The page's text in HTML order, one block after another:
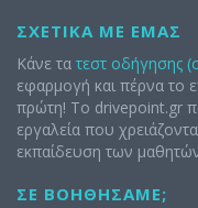
ΣΧΕΤΙΚΆ ΜΕ ΕΜΆΣ
Κάνε τα τεστ οδήγησης
εφαρμογή και πέρνα το
πρώτη! Το drivepoint.gr
εργαλεία που
εκπαίδευση των
ΣΕ ΒΟΗΘΉΣΑΜΕ;